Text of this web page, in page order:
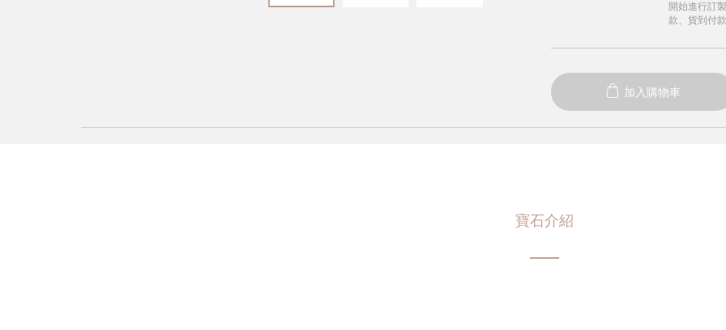
開始進行訂
款、貨到付
加入購物車
寶石介紹